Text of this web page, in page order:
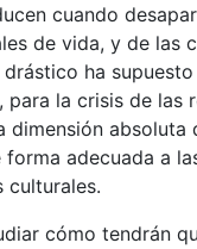
cuando
de vida, y de las
ha
para la crisis de las
dimensión absoluta
forma adecuada a
culturales.
cómo tendrán